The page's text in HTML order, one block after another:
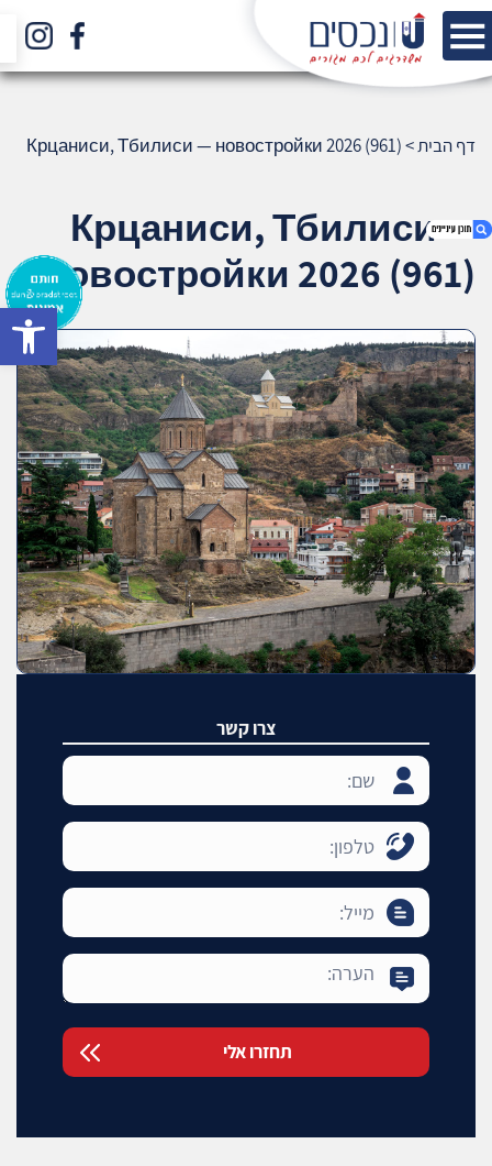
(961)
2. אודות U נכסים
3. שאלתם ? ענינו !
דף הבית>
Крцаниси, Тбилиси — новостройки 2026 (961)
Крцаниси, Тбилиси —
новостройки 2026 (961)
צרו קשר